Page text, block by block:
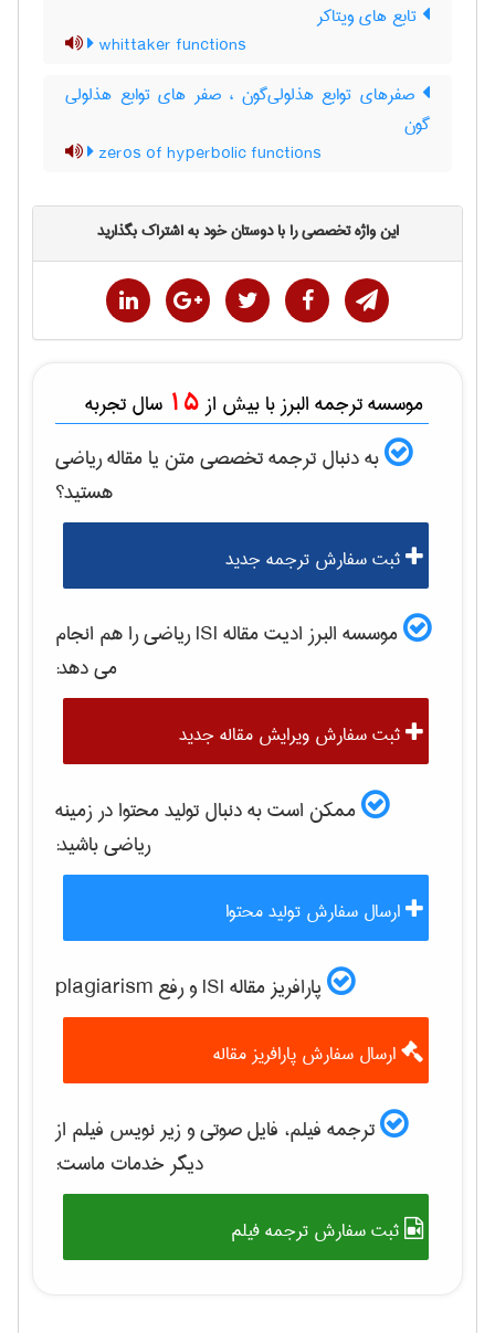
تابع های ویتاکر
whittaker functions
صفرهای توابع هذلولی‌گون ، صفر های توابع هذلولی
گون
zeros of hyperbolic functions
این واژه تخصصی را با دوستان خود به اشتراک بگذارید
موسسه ترجمه البرز با بیش از 15 سال تجربه
به دنبال ترجمه تخصصی متن یا مقالهرياضی
هستید؟
ثبت سفارش ترجمه جدید
موسسه البرز ادیت مقاله ISI رياضیرا هم انجام
می دهد:
ثبت سفارش ویرایش مقاله جدید
ممکن است به دنبال تولید محتوا در زمینه
رياضیباشید:
ارسال سفارش تولید محتوا
پارافریز مقاله ISI و رفع plagiarism
ارسال سفارش پارافریز مقاله
ترجمه فیلم، فایل صوتی و زیر نویس فیلم از
دیگر خدمات ماست:
ثبت سفارش ترجمه فیلم